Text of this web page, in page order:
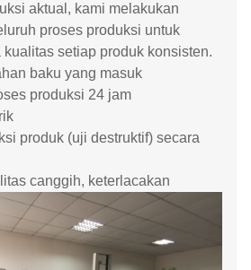
aktual, kami melakukan
proses produksi untuk
setiap produk konsisten.
baku yang masuk
produksi 24 jam
produk (uji destruktif) secara
canggih, keterlacakan